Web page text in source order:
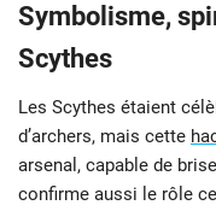
Symbolisme,
Scythes
Les Scythes étaient
d’archers, mais cette
arsenal, capable de
confirme aussi le rôle